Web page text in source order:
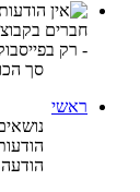
חברים
- רק
סך הכול
ראשי